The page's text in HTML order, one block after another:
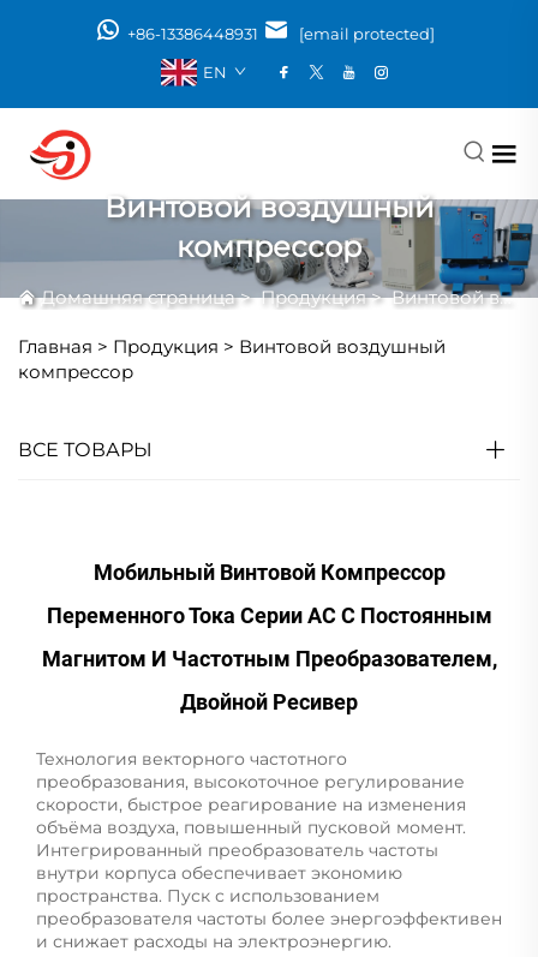
+86-13386448931
[email protected]
EN
Винтовой воздушный
компрессор
Домашняя страница>Продукция>Винтовой воздушный компрессор
Главная > Продукция > Винтовой воздушный
компрессор
ВСЕ ТОВАРЫ
Мобильный Винтовой Компрессор
Переменного Тока Серии AC С Постоянным
Магнитом И Частотным Преобразователем,
Двойной Ресивер
Технология векторного частотного
преобразования, высокоточное регулирование
скорости, быстрое реагирование на изменения
объёма воздуха, повышенный пусковой момент.
Интегрированный преобразователь частоты
внутри корпуса обеспечивает экономию
пространства. Пуск с использованием
преобразователя частоты более энергоэффективен
и снижает расходы на электроэнергию.